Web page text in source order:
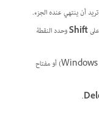
أن ينتهي عنده الجزء.
Shiftوحدد النقطة
.